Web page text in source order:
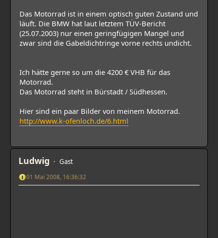
Das Motorrad ist in einem optisch guten Zustand und
läuft. Die BMW hat laut letztem TÜV-Bericht
(25.07.2003) nur einen geringfügigen Mangel und
zwar sind die Gabeldichtringe vorne rechts undicht.
Ich hätte gerne so um die 4200 € VHB für das
Motorrad.
Das Motorrad steht in Bürstadt / Südhessen.
Hier sind ein paar Bilder von meinem Motorrad.
http://www.k-ofenloch.de/6.html
Ludwig Gast
01 Mai 2008, 16:36:32